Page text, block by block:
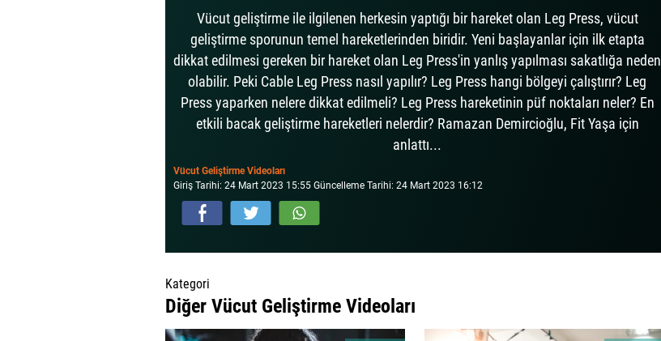
Vücut geliştirme ile ilgilenen herkesin yaptığı bir hareket olan Leg Press, vücut
geliştirme sporunun temel hareketlerinden biridir. Yeni başlayanlar için ilk etapta
dikkat edilmesi gereken bir hareket olan Leg Press'in yanlış yapılması sakatlığa neden
olabilir. Peki Cable Leg Press nasıl yapılır? Leg Press hangi bölgeyi çalıştırır? Leg
Press yaparken nelere dikkat edilmeli? Leg Press hareketinin püf noktaları neler? En
etkili bacak geliştirme hareketleri nelerdir? Ramazan Demircioğlu, Fit Yaşa için
anlattı...
Vücut Geliştirme Videoları
Giriş Tarihi: 24 Mart 2023 15:55 Güncelleme Tarihi: 24 Mart 2023 16:12
Kategori
Diğer Vücut Geliştirme Videoları